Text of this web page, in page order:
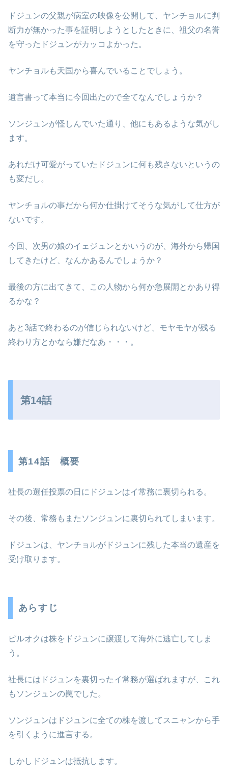
ドジュンの父親が病室の映像を公開して、ヤンチョルに判
断力が無かった事を証明しようとしたときに、祖父の名誉
を守ったドジュンがカッコよかった。
ヤンチョルも天国から喜んでいることでしょう。
遺言書って本当に今回出たので全てなんでしょうか？
ソンジュンが怪しんでいた通り、他にもあるような気がし
ます。
あれだけ可愛がっていたドジュンに何も残さないというの
も変だし。
ヤンチョルの事だから何か仕掛けてそうな気がして仕方が
ないです。
今回、次男の娘のイェジュンとかいうのが、海外から帰国
してきたけど、なんかあるんでしょうか？
最後の方に出てきて、この人物から何か急展開とかあり得
るかな？
あと3話で終わるのが信じられないけど、モヤモヤが残る
終わり方とかなら嫌だなあ・・・。
第14話
第14話 概要
社長の選任投票の日にドジュンはイ常務に裏切られる。
その後、常務もまたソンジュンに裏切られてしまいます。
ドジュンは、ヤンチョルがドジュンに残した本当の遺産を
受け取ります。
あらすじ
ピルオクは株をドジュンに譲渡して海外に逃亡してしま
う。
社長にはドジュンを裏切ったイ常務が選ばれますが、これ
もソンジュンの罠でした。
ソンジュンはドジュンに全ての株を渡してスニャンから手
を引くように進言する。
しかしドジュンは抵抗します。